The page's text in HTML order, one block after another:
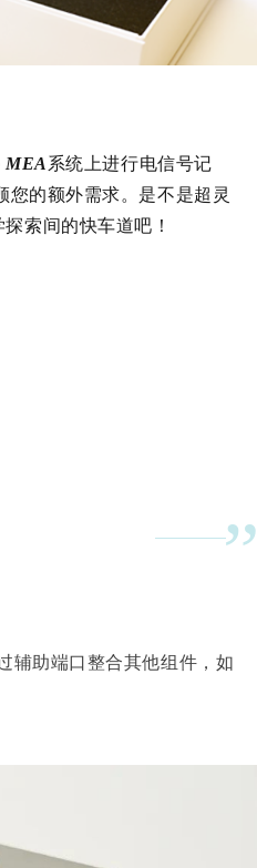
MEA 系统上进行电信号记
您的额外需求。是不是超灵
索间的快车道吧！
”
辅助端口整合其他组件，如